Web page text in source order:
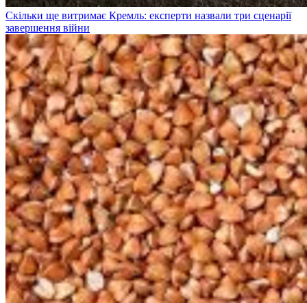
Скільки ще витримає Кремль: експерти назвали три сценарії
завершення війни